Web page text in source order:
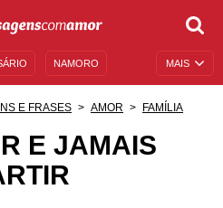
MAIS
NAMORO
DE ANIVERSÁRIO
E FRASES AMOR FAMÍLIA
E JAMAIS